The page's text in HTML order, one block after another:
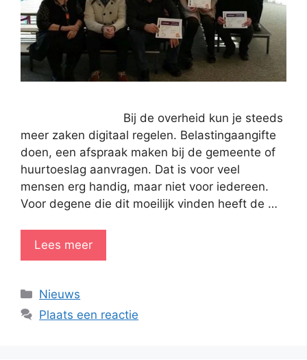
Bij de overheid kun je steeds
meer zaken digitaal regelen. Belastingaangifte
doen, een afspraak maken bij de gemeente of
huurtoeslag aanvragen. Dat is voor veel
mensen erg handig, maar niet voor iedereen.
Voor degene die dit moeilijk vinden heeft de …
Lees meer
Categorieën
Nieuws
Plaats een reactie